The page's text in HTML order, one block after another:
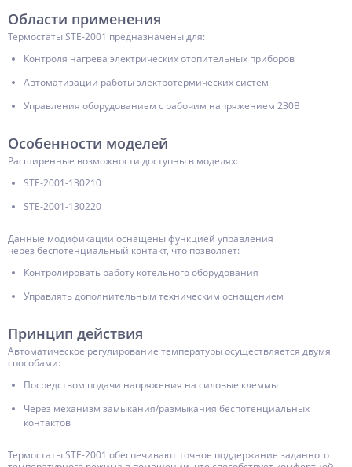
Области применения
Термостаты STE-2001 предназначены для:
Контроля нагрева электрических отопительных приборов
Автоматизации работы электротермических систем
Управления оборудованием с рабочим напряжением 230В
Особенности моделей
Расширенные возможности доступны в моделях:
STE-2001-130210
STE-2001-130220
Данные модификации оснащены функцией управления
через беспотенциальный контакт, что позволяет:
Контролировать работу котельного оборудования
Управлять дополнительным техническим оснащением
Принцип действия
Автоматическое регулирование температуры осуществляется двумя
способами:
Посредством подачи напряжения на силовые клеммы
Через механизм замыкания/размыкания беспотенциальных
контактов
Термостаты STE-2001 обеспечивают точное поддержание заданного